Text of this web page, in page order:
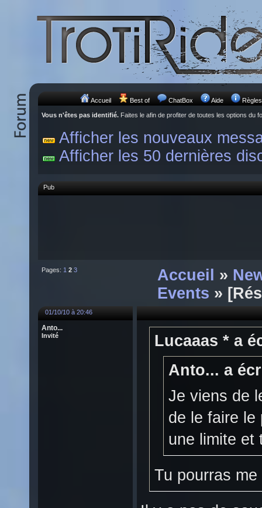
Accueil Best of ChatBox Aide Règles
Vous n'êtes pas identifié. Faites le afin de profiter de toutes les options du
Afficher les nouveaux
Afficher les 50 dernières
Pub
Pages: 1 2 3 Accueil »
Events »
01/10/10 à 20:46
Anto...
Invité
Lucaaas * a
Anto... a
Je viens de
de le faire le
une limite et
Tu pourras